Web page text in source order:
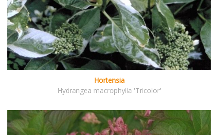
Hortensia
Hydrangea macrophylla 'Tricolor'